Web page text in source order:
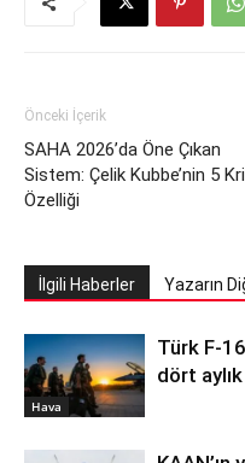
Önceki İçerik
SAHA 2026’da Öne Çıkan
Sistem: Çelik Kubbe’nin 5
Özelliği
İlgili Haberler Yazarın
Hava
Türk F-
dört